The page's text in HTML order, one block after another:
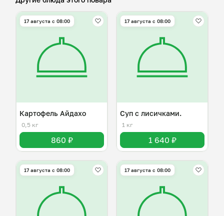
17 августа с 08:00
Картофель Айдахо
0,5 кг
860 ₽
17 августа с 08:00
Суп с лисичками.
1 кг
1 640 ₽
17 августа с 08:00 17 августа с 08:00